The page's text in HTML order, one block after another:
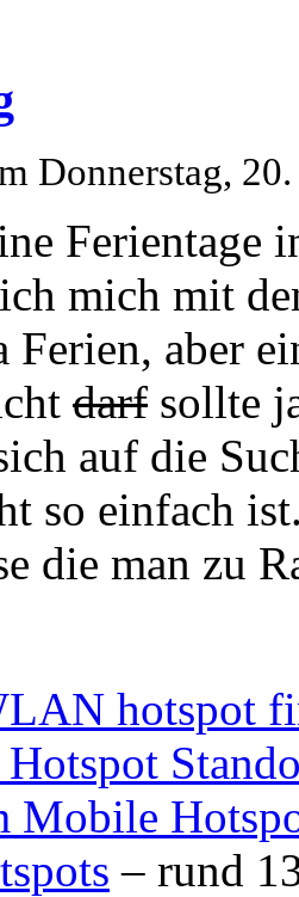
Donnerstag,
Ferientage
mich mit
Ferien, aber
darf sollte
auf die
so einfach
die man zu
hotspot
Mobile
– rund